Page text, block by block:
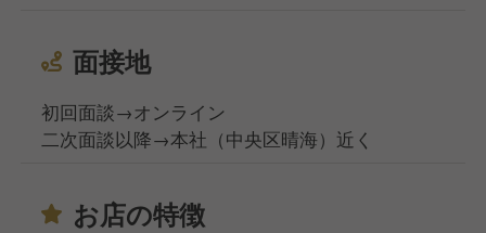
面接地
初回面談→オンライン
二次面談以降→本社（中央区晴海）近く
お店の特徴